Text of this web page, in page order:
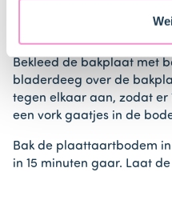
Koopmans
Bekleed de bakplaat met
bladerdeeg over de
tegen elkaar aan, zodat er
een vork gaatjes in de
Bak de plaattaartbodem
in 15 minuten gaar. Laat